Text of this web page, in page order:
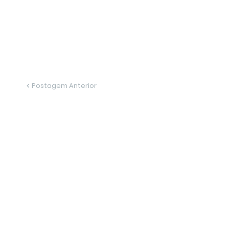
Postagem Anterior